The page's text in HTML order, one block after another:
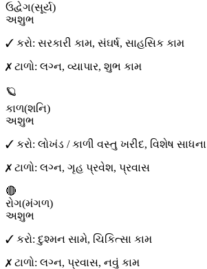
ઉદ્વેગ(સૂર્ય)
અશુભ
✓ કરો: સરકારી કામ, સંઘર્ષ, સાહસિક કામ
✗ ટાળો: લગ્ન, વ્યાપાર, શુભ કામ
🪐
કાળ(શનિ)
અશુભ
✓ કરો: લોખંડ / કાળી વસ્તુ ખરીદ, વિશેષ સાધના
✗ ટાળો: લગ્ન, ગૃહ પ્રવેશ, પ્રવાસ
🔴
રોગ(મંગળ)
અશુભ
✓ કરો: દુશ્મન સામે, ચિકિત્સા કામ
✗ ટાળો: લગ્ન, પ્રવાસ, નવું કામ